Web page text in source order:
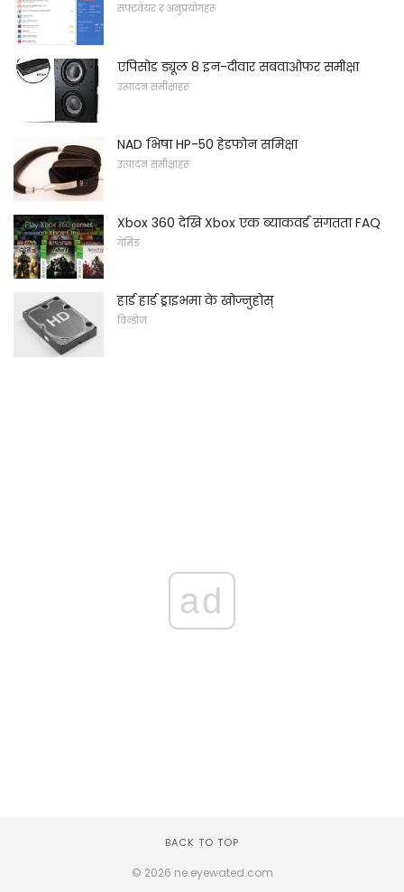
सफ्टवेयर र अनुप्रयोगहरू
एपिसोड ड्यूल 8 इन-दीवार सबवाओफर समीक्षा
उत्पादन समीक्षाहरू
NAD भिषा HP-50 हेडफोन समिक्षा
उत्पादन समीक्षाहरू
Xbox 360 देखि Xbox एक ब्याकवर्ड संगतता FAQ
गेमिङ
हार्ड हार्ड ड्राइभमा के खोज्नुहोस्
विन्डोज
ad
BACK TO TOP
© 2026 ne.eyewated.com